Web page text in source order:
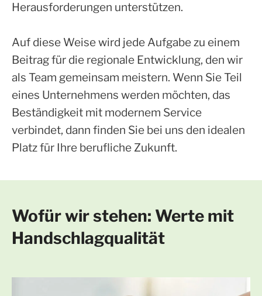
Herausforderungen unterstützen.
Auf diese Weise wird jede Aufgabe zu einem
Beitrag für die regionale Entwicklung, den wir
als Team gemeinsam meistern. Wenn Sie Teil
eines Unternehmens werden möchten, das
Beständigkeit mit modernem Service
verbindet, dann finden Sie bei uns den idealen
Platz für Ihre berufliche Zukunft.
Wofür wir stehen: Werte mit
Handschlagqualität